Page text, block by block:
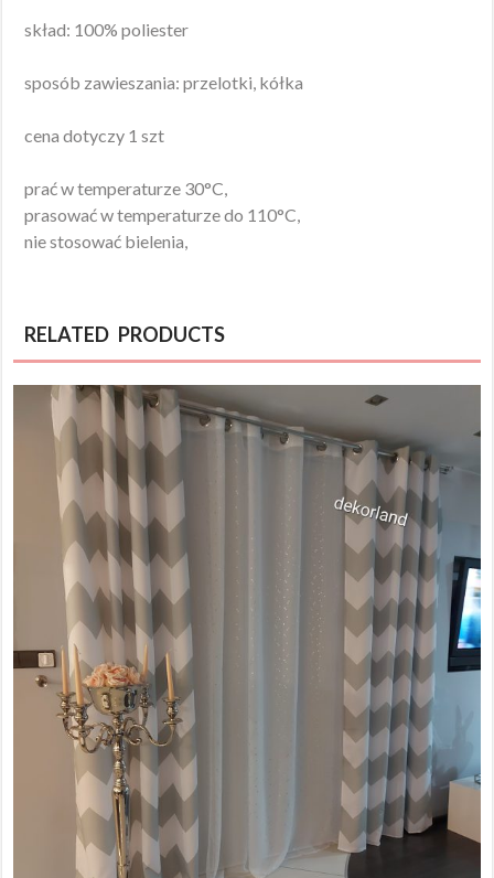
skład: 100% poliester
sposób zawieszania: przelotki, kółka
cena dotyczy 1 szt
prać w temperaturze 30°C,
prasować w temperaturze do 110°C,
nie stosować bielenia,
RELATED PRODUCTS